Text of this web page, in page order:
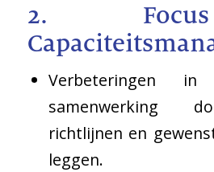
2.
Verbeteringen
samenwerking
richtlijnen en
leggen.